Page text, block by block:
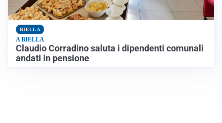
BIELLA
A BIELLA
Claudio Corradino saluta i dipendenti comunali
andati in pensione